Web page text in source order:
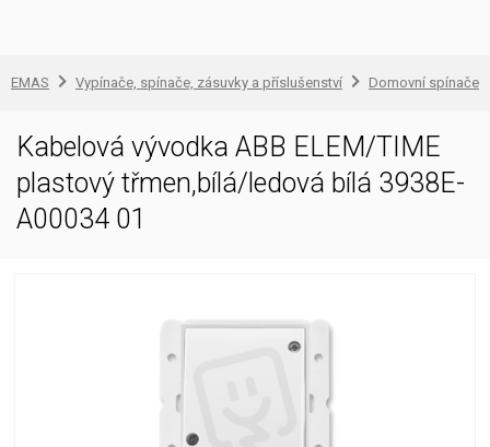
EMAS Vypínače, spínače, zásuvky a příslušenství Domovní spínače
Kabelová vývodka ABB ELEM/TIME
plastový třmen,bílá/ledová bílá 3938E-
A00034 01